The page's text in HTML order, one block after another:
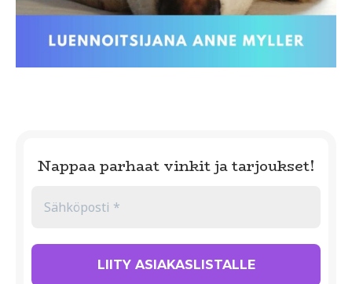
Nappaa parhaat vinkit ja tarjoukset!